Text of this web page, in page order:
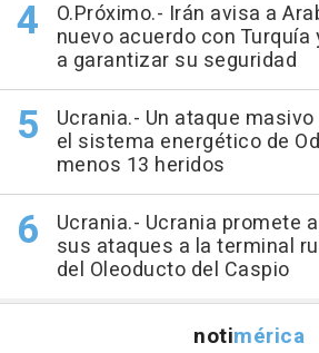
O.Próximo.- Irán avisa a
nuevo acuerdo con Turquía
a garantizar su seguridad
Ucrania.- Un ataque
el sistema energético de
menos 13 heridos
Ucrania.- Ucrania promete
sus ataques a la terminal
del Oleoducto del Caspio
notimérica